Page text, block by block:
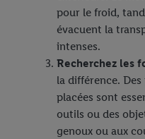
pour le froid,
évacuent la
intenses.
Recherchez les
la différence.
placées sont
outils ou des
genoux ou aux